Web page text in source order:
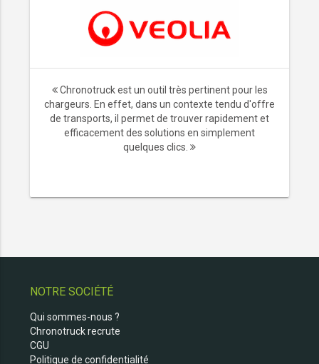
Chronotruck est un outil très pertinent pour les
chargeurs. En effet, dans un contexte tendu d'offre
de transports, il permet de trouver rapidement et
efficacement des solutions en simplement
quelques clics.
NOTRE SOCIÉTÉ
Qui sommes-nous ?
Chronotruck recrute
CGU
Politique de confidentialité